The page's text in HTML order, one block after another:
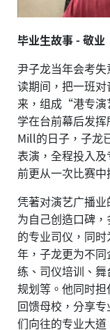
毕业生故事 - 敬业
尹子龙当年会考
读期间，把一班
来，组成“港专
学在台前幕后发
Mill的日子，子龙
表演，全程投入
前更从一次比赛中
凭著对演艺广播
为自己创造口碑
的专业司仪，同
年，子龙更为不
练、司仪培训、
规划等。他同时
回馈母校，分享
们向往的专业大道